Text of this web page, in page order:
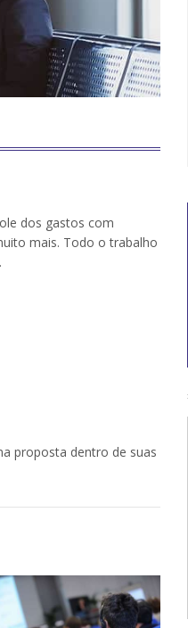
dos gastos com
mais. Todo o trabalho
proposta dentro de suas